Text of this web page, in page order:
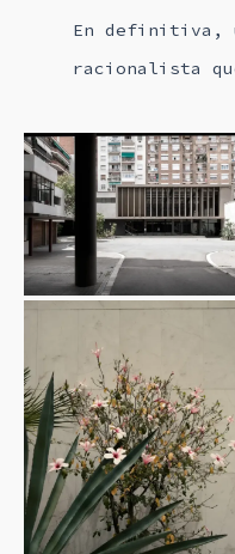
En definitiva,
racionalista